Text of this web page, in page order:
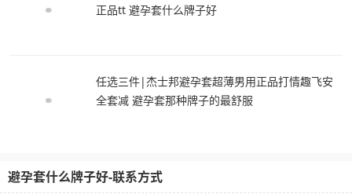
正品tt 避孕套什么牌子好
任选三件|杰士邦避孕套超薄男用正品打情趣飞安
全套减 避孕套那种牌子的最舒服
避孕套什么牌子好-联系方式